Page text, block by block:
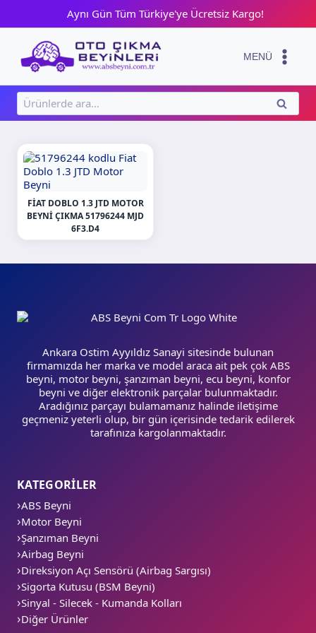
content
Aynı Gün Tüm Türkiye'ye Ücretsiz Kargo!
MENÜ
Ara:
ARA
FIAT DOBLO 1.3 JTD MOTOR
BEYNI ÇIKMA 51796244 MJD
6F3.D4
Ankara Ostim Ayyıldız Sanayi sitesinde bulunan
firmamızda her marka ve model araca ait pek çok ABS
beyni, motor beyni, şanzıman beyni, ecu beyni, konfor
beyni ve diğer elektronik parçalar bulunmaktadır.
Aradığınız parçayı bulamamanız halinde iletişime
geçmeniz yeterli olup, bir gün içerisinde tedarik edilerek
tarafınıza kargolanmaktadır.
KATEGORİLER
ABS Beyni
Motor Beyni
Şanzıman Beyni
Airbag Beyni
Direksiyon Açı Sensörü (Airbag Sargısı)
Sigorta Kutusu (BSM Beyni)
Sinyal - Silecek - Kumanda Kolları
Diğer Ürünler